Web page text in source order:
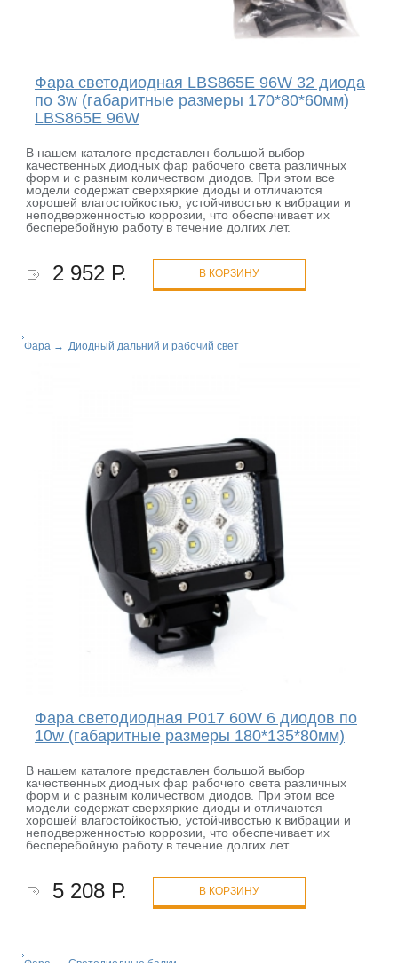
Фара светодиодная LBS865E 96W 32 диода
по 3w (габаритные размеры 170*80*60мм)
LBS865E 96W
В нашем каталоге представлен большой выбор
качественных диодных фар рабочего света различных
форм и с разным количеством диодов. При этом все
модели содержат сверхяркие диоды и отличаются
хорошей влагостойкостью, устойчивостью к вибрации и
неподверженностью коррозии, что обеспечивает их
бесперебойную работу в течение долгих лет.
2 952 Р. В КОРЗИНУ
Фара → Диодный дальний и рабочий свет
Фара светодиодная P017 60W 6 диодов по
10w (габаритные размеры 180*135*80мм)
В нашем каталоге представлен большой выбор
качественных диодных фар рабочего света различных
форм и с разным количеством диодов. При этом все
модели содержат сверхяркие диоды и отличаются
хорошей влагостойкостью, устойчивостью к вибрации и
неподверженностью коррозии, что обеспечивает их
бесперебойную работу в течение долгих лет.
5 208 Р. В КОРЗИНУ